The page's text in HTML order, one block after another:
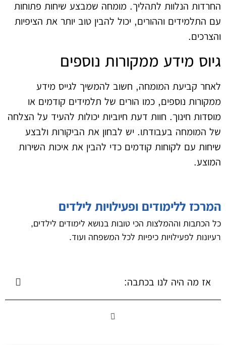
החרדות הנלוות לתהליך. מומחה שמבצע שיחות פתוחות
עם התלמידים וההורים, יכול להבין טוב יותר את הציפיות
והצרכים.
גיוס מידע ממקורות נוספים
לאחר קביעת המומחה, חשוב להמשיך לגייס מידע
ממקורות נוספים, כמו הורים של תלמידים קודמים או
מוסדות חינוך. חוות דעת חיוביות יכולות להעיד על הצלחה
של המומחה בעבודתו. יש לבחון את הביקורות ולבצע
שיחות עם לקוחות קודמים כדי להבין את איכות השירות
המוצע.
המרכז ללימודים ופעילויות לילדים
כל הכתבות וההמלצות הכי טובות בנושא לימודים לילדים,
רעיונות לפעילויות כיפיות לכל המשפחה ועוד.
אז מה היה לנו בכתבה: